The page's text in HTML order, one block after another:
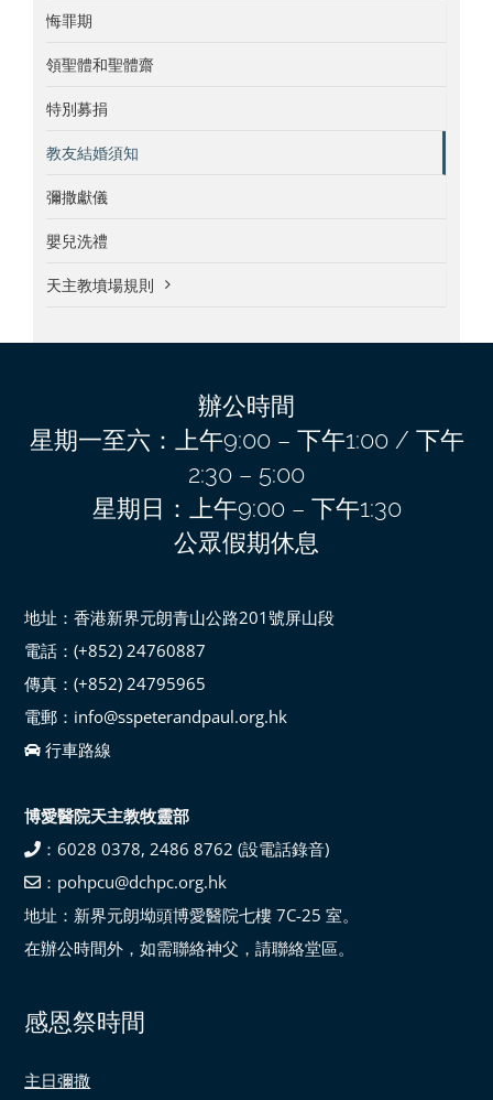
悔罪期
領聖體和聖體齋
特別募捐
教友結婚須知
彌撒獻儀
嬰兒洗禮
天主教墳場規則
辦公時間
星期一至六：上午9:00 – 下午1:00 / 下午
2:30 – 5:00
星期日：上午9:00 – 下午1:30
公眾假期休息
地址：香港新界元朗青山公路201號屏山段
電話：(+852) 24760887
傳真：(+852) 24795965
電郵：info@sspeterandpaul.org.hk
行車路線
博愛醫院天主教牧靈部
：6028 0378, 2486 8762 (設電話錄音)
：pohpcu@dchpc.org.hk
地址：新界元朗坳頭博愛醫院七樓 7C-25 室。
在辦公時間外，如需聯絡神父，請聯絡堂區。
感恩祭時間
主日彌撒